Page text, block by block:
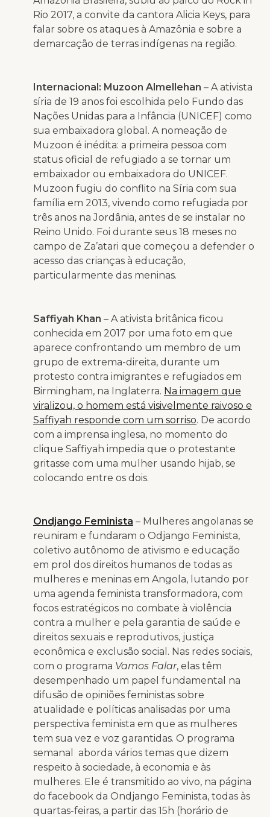
Rio 2017, a convite da cantora Alicia Keys, para
falar sobre os ataques à Amazônia e sobre a
demarcação de terras indígenas na região.
Internacional: Muzoon Almellehan – A ativista
síria de 19 anos foi escolhida pelo Fundo das
Nações Unidas para a Infância (UNICEF) como
sua embaixadora global. A nomeação de
Muzoon é inédita: a primeira pessoa com
status oficial de refugiado a se tornar um
embaixador ou embaixadora do UNICEF.
Muzoon fugiu do conflito na Síria com sua
família em 2013, vivendo como refugiada por
três anos na Jordânia, antes de se instalar no
Reino Unido. Foi durante seus 18 meses no
campo de Za’atari que começou a defender o
acesso das crianças à educação,
particularmente das meninas.
Saffiyah Khan – A ativista britânica ficou
conhecida em 2017 por uma foto em que
aparece confrontando um membro de um
grupo de extrema-direita, durante um
protesto contra imigrantes e refugiados em
Birmingham, na Inglaterra. Na imagem que
viralizou, o homem está visivelmente raivoso e
Saffiyah responde com um sorriso. De acordo
com a imprensa inglesa, no momento do
clique Saffiyah impedia que o protestante
gritasse com uma mulher usando hijab, se
colocando entre os dois.
Ondjango Feminista – Mulheres angolanas se
reuniram e fundaram o Odjango Feminista,
coletivo autônomo de ativismo e educação
em prol dos direitos humanos de todas as
mulheres e meninas em Angola, lutando por
uma agenda feminista transformadora, com
focos estratégicos no combate à violência
contra a mulher e pela garantia de saúde e
direitos sexuais e reprodutivos, justiça
econômica e exclusão social. Nas redes sociais,
com o programa Vamos Falar, elas têm
desempenhado um papel fundamental na
difusão de opiniões feministas sobre
atualidade e políticas analisadas por uma
perspectiva feminista em que as mulheres
tem sua vez e voz garantidas. O programa
semanal aborda vários temas que dizem
respeito à sociedade, à economia e às
mulheres. Ele é transmitido ao vivo, na página
do facebook da Ondjango Feminista, todas às
quartas-feiras, a partir das 15h (horário de